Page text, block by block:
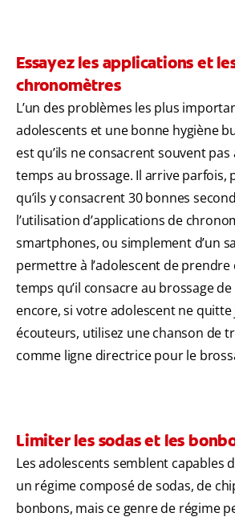
Essayez les applications et
chronomètres
L’un des problèmes les plus
adolescents et une bonne hygiène
est qu’ils ne consacrent souvent pas
temps au brossage. Il arrive parfois,
qu’ils y consacrent 30 bonnes
l’utilisation d’applications de
smartphones, ou simplement d’un
permettre à l’adolescent de prendre
temps qu’il consacre au brossage
encore, si votre adolescent ne quitte
écouteurs, utilisez une chanson de
comme ligne directrice pour le
Limiter les sodas et les
Les adolescents semblent capables
un régime composé de sodas, de
bonbons, mais ce genre de régime